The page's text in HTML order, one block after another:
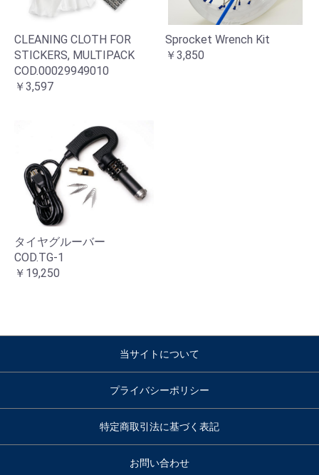
CLEANING CLOTH FOR
STICKERS, MULTIPACK
COD.00029949010
￥3,597
Sprocket Wrench Kit
￥3,850
タイヤグルーバー
COD.TG-1
￥19,250
当サイトについて
プライバシーポリシー
特定商取引法に基づく表記
お問い合わせ